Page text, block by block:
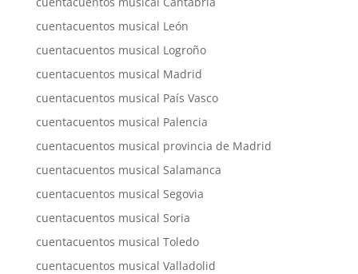
cuentacuentos musical León
cuentacuentos musical Logroño
cuentacuentos musical Madrid
cuentacuentos musical País Vasco
cuentacuentos musical Palencia
cuentacuentos musical provincia de Madrid
cuentacuentos musical Salamanca
cuentacuentos musical Segovia
cuentacuentos musical Soria
cuentacuentos musical Toledo
cuentacuentos musical Valladolid